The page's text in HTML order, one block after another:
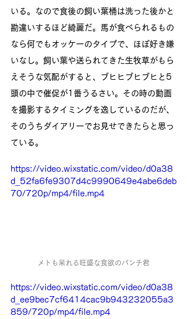
いる。なので食後の飼い葉桶は洗った後かと
勘違いするほど綺麗だ。馬が食べられるもの
なら何でもオッケーのタイプで、ほぼ好き嫌
いなし。飼い葉や送られてきた生牧草がもら
えそうな気配がすると、ブヒヒブヒブヒと5
頭の中で催促が1番うるさい。その時の動画
を撮影するタイミングを逸しているのだが、
そのうちダイアリーでお見せできたらと思っ
ている。
https://video.wixstatic.com/video/d0a38
d_52fa6fe9307d4c9990649e4abe6deb
70/720p/mp4/file.mp4
メトも呆れる旺盛な食欲のパンチ君
https://video.wixstatic.com/video/d0a38
d_ee9bec7cf6414cac9b943232055a3
859/720p/mp4/file.mp4